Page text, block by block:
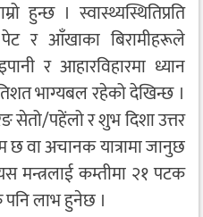
हुन्छ । स्वास्थ्यस्थितिप्रति
र आँखाका बिरामीहरूले
र आहारविहारमा ध्यान
भाग्यबल रहेको देखिन्छ ।
पहेंलो र शुभ दिशा उत्तर
वा अचानक यात्रामा जानुछ
कम्तीमा २१ पटक
पनि लाभ हुनेछ ।